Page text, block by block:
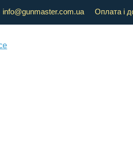
info@gunmaster.com.ua Оплата і